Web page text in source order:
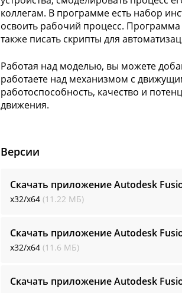
коллегам. В программе есть набор
освоить рабочий процесс.
также писать скрипты для
Работая над моделью, вы можете
работаете над механизмом с
работоспособность, качество и
движения.
Версии
Скачать приложение Autodesk
x32/x64 (11.22 МБ)
Скачать приложение Autodesk
x32/x64 (11.6 МБ)
Скачать приложение Autodesk